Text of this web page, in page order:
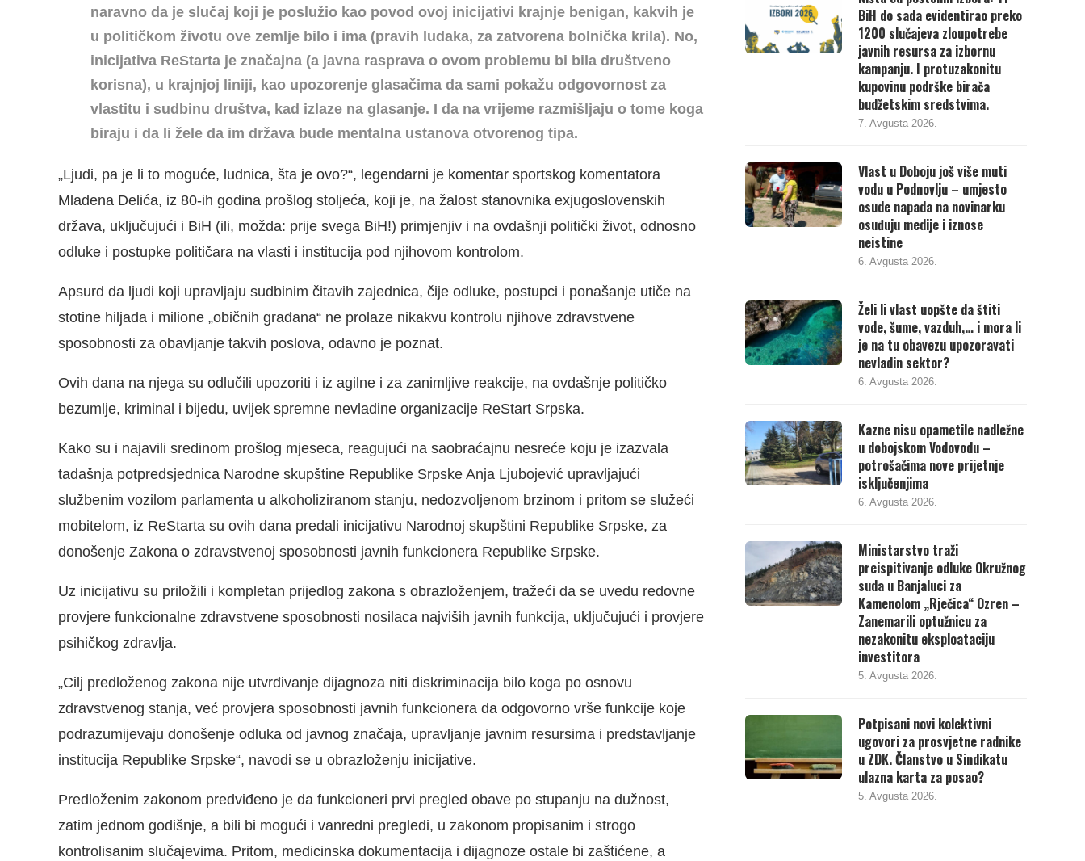
naravno da je slučaj koji je poslužio kao povod ovoj inicijativi krajnje benigan, kakvih je
u političkom životu ove zemlje bilo i ima (pravih ludaka, za zatvorena bolnička krila). No,
inicijativa ReStarta je značajna (a javna rasprava o ovom problemu bi bila društveno
korisna), u krajnjoj liniji, kao upozorenje glasačima da sami pokažu odgovornost za
vlastitu i sudbinu društva, kad izlaze na glasanje. I da na vrijeme razmišljaju o tome koga
biraju i da li žele da im država bude mentalna ustanova otvorenog tipa.
„Ljudi, pa je li to moguće, ludnica, šta je ovo?“, legendarni je komentar sportskog komentatora
Mladena Delića, iz 80-ih godina prošlog stoljeća, koji je, na žalost stanovnika exjugoslovenskih
država, uključujući i BiH (ili, možda: prije svega BiH!) primjenjiv i na ovdašnji politički život, odnosno
odluke i postupke političara na vlasti i institucija pod njihovom kontrolom.
Apsurd da ljudi koji upravljaju sudbinim čitavih zajednica, čije odluke, postupci i ponašanje utiče na
stotine hiljada i milione „običnih građana“ ne prolaze nikakvu kontrolu njihove zdravstvene
sposobnosti za obavljanje takvih poslova, odavno je poznat.
Ovih dana na njega su odlučili upozoriti i iz agilne i za zanimljive reakcije, na ovdašnje političko
bezumlje, kriminal i bijedu, uvijek spremne nevladine organizacije ReStart Srpska.
Kako su i najavili sredinom prošlog mjeseca, reagujući na saobraćajnu nesreće koju je izazvala
tadašnja potpredsjednica Narodne skupštine Republike Srpske Anja Ljubojević upravljajući
službenim vozilom parlamenta u alkoholiziranom stanju, nedozvoljenom brzinom i pritom se služeći
mobitelom, iz ReStarta su ovih dana predali inicijativu Narodnoj skupštini Republike Srpske, za
donošenje Zakona o zdravstvenoj sposobnosti javnih funkcionera Republike Srpske.
Uz inicijativu su priložili i kompletan prijedlog zakona s obrazloženjem, tražeći da se uvedu redovne
provjere funkcionalne zdravstvene sposobnosti nosilaca najviših javnih funkcija, uključujući i provjere
psihičkog zdravlja.
„Cilj predloženog zakona nije utvrđivanje dijagnoza niti diskriminacija bilo koga po osnovu
zdravstvenog stanja, već provjera sposobnosti javnih funkcionera da odgovorno vrše funkcije koje
podrazumijevaju donošenje odluka od javnog značaja, upravljanje javnim resursima i predstavljanje
institucija Republike Srpske“, navodi se u obrazloženju inicijative.
Predloženim zakonom predviđeno je da funkcioneri prvi pregled obave po stupanju na dužnost,
zatim jednom godišnje, a bili bi mogući i vanredni pregledi, u zakonom propisanim i strogo
kontrolisanim slučajevima. Pritom, medicinska dokumentacija i dijagnoze ostale bi zaštićene, a
BiH do sada evidentirao preko
1200 slučajeva zloupotrebe
javnih resursa za izbornu
kampanju. I protuzakonitu
kupovinu podrške birača
budžetskim sredstvima.
7. Avgusta 2026.
Vlast u Doboju još više muti
vodu u Podnovlju – umjesto
osude napada na novinarku
osuđuju medije i iznose
neistine
6. Avgusta 2026.
Želi li vlast uopšte da štiti
vode, šume, vazduh,… i mora li
je na tu obavezu upozoravati
nevladin sektor?
6. Avgusta 2026.
Kazne nisu opametile nadležne
u dobojskom Vodovodu –
potrošačima nove prijetnje
isključenjima
6. Avgusta 2026.
Ministarstvo traži
preispitivanje odluke Okružnog
suda u Banjaluci za
Kamenolom „Rječica“ Ozren –
Zanemarili optužnicu za
nezakonitu eksploataciju
investitora
5. Avgusta 2026.
Potpisani novi kolektivni
ugovori za prosvjetne radnike
u ZDK. Članstvo u Sindikatu
ulazna karta za posao?
5. Avgusta 2026.